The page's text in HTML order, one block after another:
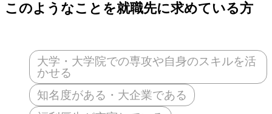
このようなことを就職先に求めている方
大学・大学院での専攻や自身のスキルを活
かせる
知名度がある・大企業である